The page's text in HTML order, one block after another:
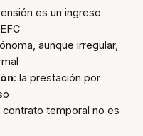
es un ingreso
aunque irregular,
: la prestación por
contrato temporal no es